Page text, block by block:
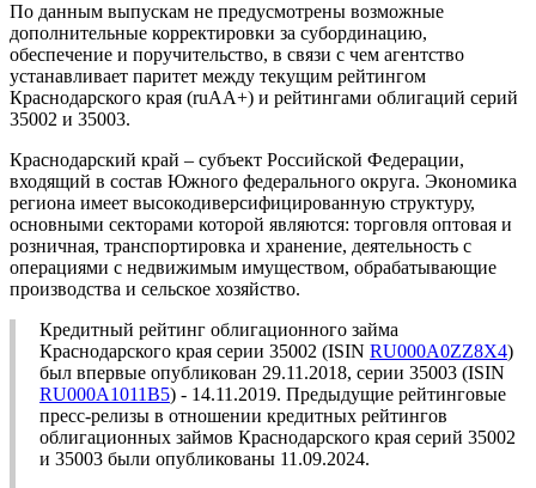
По данным выпускам не предусмотрены возможные
дополнительные корректировки за субординацию,
обеспечение и поручительство, в связи с чем агентство
устанавливает паритет между текущим рейтингом
Краснодарского края (ruAA+) и рейтингами облигаций серий
35002 и 35003.
Краснодарский край – субъект Российской Федерации,
входящий в состав Южного федерального округа. Экономика
региона имеет высокодиверсифицированную структуру,
основными секторами которой являются: торговля оптовая и
розничная, транспортировка и хранение, деятельность с
операциями с недвижимым имуществом, обрабатывающие
производства и сельское хозяйство.
Кредитный рейтинг облигационного займа
Краснодарского края серии 35002 (ISIN RU000A0ZZ8X4)
был впервые опубликован 29.11.2018, серии 35003 (ISIN
RU000A1011B5) - 14.11.2019. Предыдущие рейтинговые
пресс-релизы в отношении кредитных рейтингов
облигационных займов Краснодарского края серий 35002
и 35003 были опубликованы 11.09.2024.